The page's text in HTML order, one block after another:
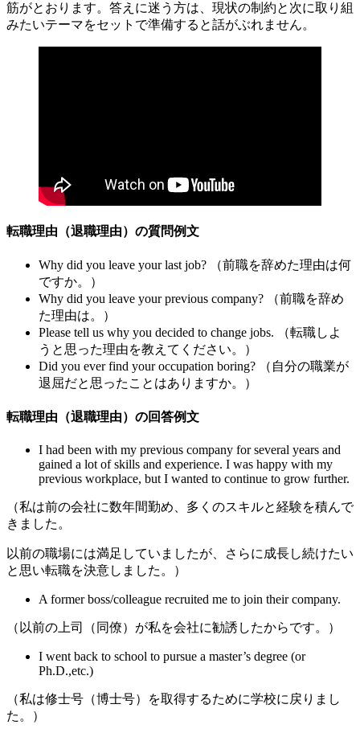
筋がとおります。答えに迷う方は、現状の制約と次に取り組
みたいテーマをセットで準備すると話がぶれません。
転職理由（退職理由）の質問例文
Why did you leave your last job? （前職を辞めた理由は何
ですか。）
Why did you leave your previous company? （前職を辞め
た理由は。）
Please tell us why you decided to change jobs. （転職しよ
うと思った理由を教えてください。）
Did you ever find your occupation boring? （自分の職業が
退屈だと思ったことはありますか。）
転職理由（退職理由）の回答例文
I had been with my previous company for several years and
gained a lot of skills and experience. I was happy with my
previous workplace, but I wanted to continue to grow further.
（私は前の会社に数年間勤め、多くのスキルと経験を積んで
きました。
以前の職場には満足していましたが、さらに成長し続けたい
と思い転職を決意しました。）
A former boss/colleague recruited me to join their company.
（以前の上司（同僚）が私を会社に勧誘したからです。）
I went back to school to pursue a master’s degree (or
Ph.D.,etc.)
（私は修士号（博士号）を取得するために学校に戻りまし
た。）